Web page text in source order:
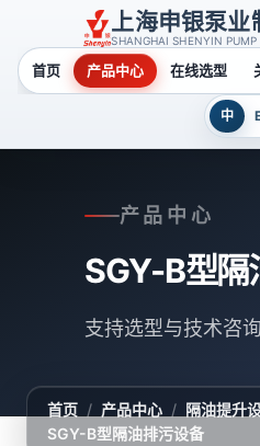
上海申银泵业
SHANGHAI SHENYIN
首页 产品中心 在线选型
中
产品中心
SGY-B型隔
支持选型与技术咨询
首页 / 产品中心 / 隔油提升
SGY-B型隔油排污设备